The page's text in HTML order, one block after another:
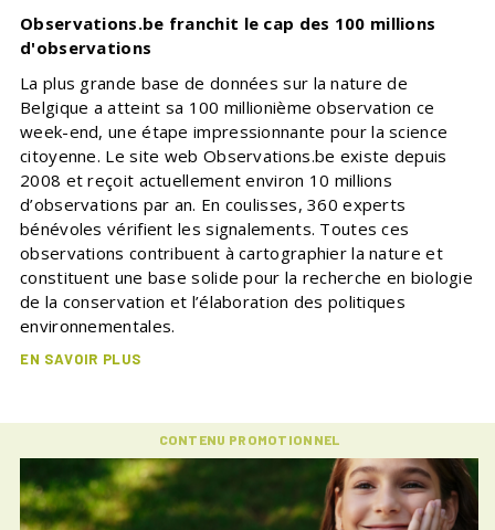
Observations.be franchit le cap des 100 millions
d'observations
La plus grande base de données sur la nature de
Belgique a atteint sa 100 millionième observation ce
week-end, une étape impressionnante pour la science
citoyenne. Le site web Observations.be existe depuis
2008 et reçoit actuellement environ 10 millions
d’observations par an. En coulisses, 360 experts
bénévoles vérifient les signalements. Toutes ces
observations contribuent à cartographier la nature et
constituent une base solide pour la recherche en biologie
de la conservation et l’élaboration des politiques
environnementales.
EN SAVOIR PLUS
CONTENU PROMOTIONNEL